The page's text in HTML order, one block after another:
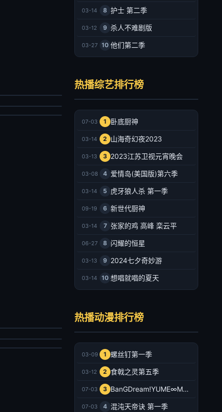
03-14 8 护士 第二季
03-12 9 杀人不难剧版
03-27 10 他们第二季
大陆
2026-07-03
综艺
台湾
热播综艺排行榜
07-03 1 卧底厨神
03-14 2 山海奇幻夜2023
03-13 3 2023江苏卫视元宵晚会
03-08 4 爱情岛(美国版)第六季
03-14 5 虎牙狼人杀 第一季
09-19 6 新世代厨神
03-14 7 张家的鸡 高峰 栾云平
06-27 8 闪耀的恒星
03-13 9 2024七夕奇妙游
03-14 10 想唱就唱的夏天
大陆
2026-07-03
动漫
日本
热播动漫排行榜
03-09 1 螺丝钉第一季
03-12 2 食戟之灵第五季
07-03 3 BanGDream!YUME∞MITA
07-03 4 混沌天帝诀 第一季